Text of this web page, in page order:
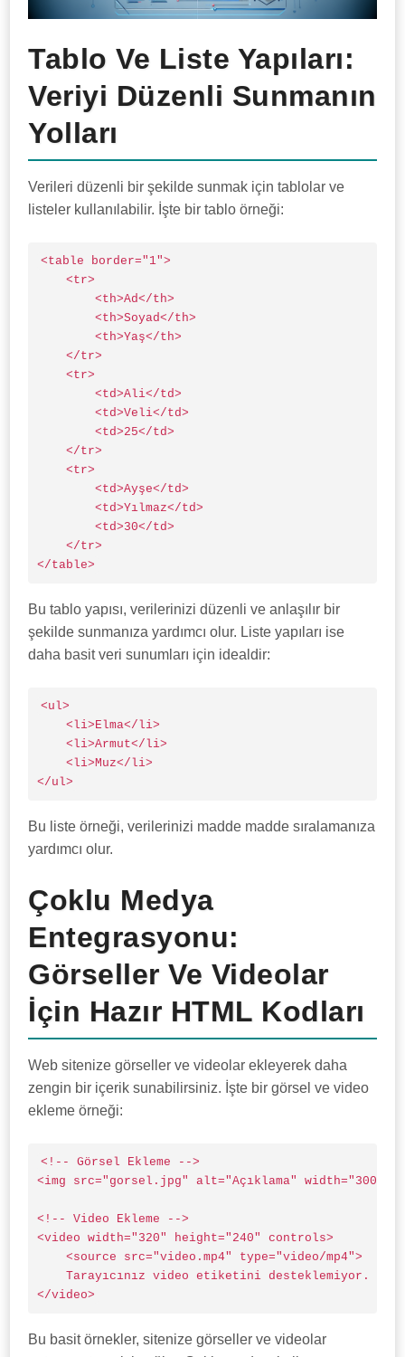
Tablo Ve Liste Yapıları:
Veriyi Düzenli Sunmanın
Yolları
Verileri düzenli bir şekilde sunmak için tablolar ve
listeler kullanılabilir. İşte bir tablo örneği:
<table border="1">
    <tr>
        <th>Ad</th>
        <th>Soyad</th>
        <th>Yaş</th>
    </tr>
    <tr>
        <td>Ali</td>
        <td>Veli</td>
        <td>25</td>
    </tr>
    <tr>
        <td>Ayşe</td>
        <td>Yılmaz</td>
        <td>30</td>
    </tr>
</table>
Bu tablo yapısı, verilerinizi düzenli ve anlaşılır bir
şekilde sunmanıza yardımcı olur. Liste yapıları ise
daha basit veri sunumları için idealdir:
<ul>
    <li>Elma</li>
    <li>Armut</li>
    <li>Muz</li>
</ul>
Bu liste örneği, verilerinizi madde madde sıralamanıza
yardımcı olur.
Çoklu Medya
Entegrasyonu:
Görseller Ve Videolar
İçin Hazır HTML Kodları
Web sitenize görseller ve videolar ekleyerek daha
zengin bir içerik sunabilirsiniz. İşte bir görsel ve video
ekleme örneği:
<!-- Görsel Ekleme -->
<img src="gorsel.jpg" alt="Açıklama" width="300"
<!-- Video Ekleme -->
<video width="320" height="240" controls>
    <source src="video.mp4" type="video/mp4">
    Tarayıcınız video etiketini desteklemiyor.
</video>
Bu basit örnekler, sitenize görseller ve videolar